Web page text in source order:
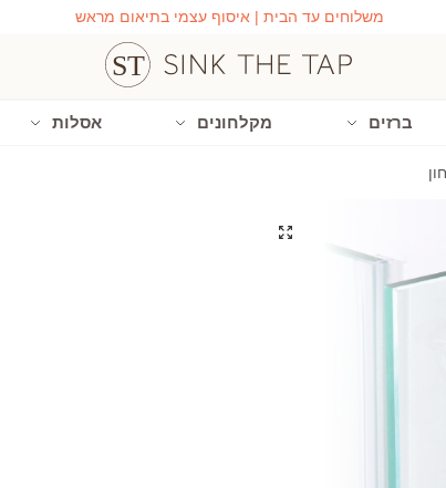
משלוחים עד הבית | איסוף עצמי בתיאום מראש
ברזים מקלחונים אסלות